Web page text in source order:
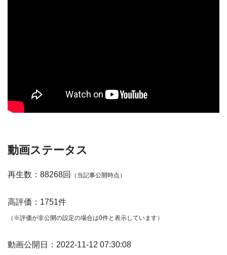
動画ステータス
再生数：88268回 （当記事公開時点）
高評価：1751件
（※評価が非公開の設定の場合は0件と表示しています）
動画公開日：2022-11-12 07:30:08